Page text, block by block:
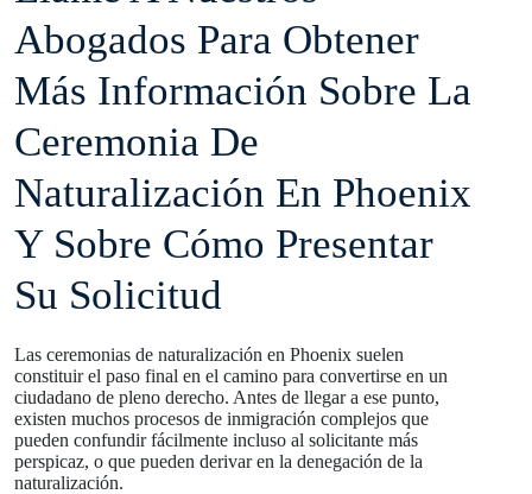
Abogados Para Obtener
Más Información Sobre La
Ceremonia De
Naturalización En Phoenix
Y Sobre Cómo Presentar
Su Solicitud
Las ceremonias de naturalización en Phoenix suelen
constituir el paso final en el camino para convertirse en un
ciudadano de pleno derecho. Antes de llegar a ese punto,
existen muchos procesos de inmigración complejos que
pueden confundir fácilmente incluso al solicitante más
perspicaz, o que pueden derivar en la denegación de la
naturalización.